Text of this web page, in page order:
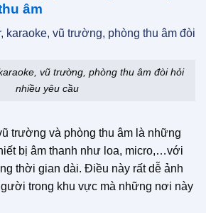
âm
vũ trường, phòng thu âm đòi hỏi
nhiều yêu cầu
trường và phòng thu âm là những
bị âm thanh như loa, micro,…với
thời gian dài. Điều này rất dễ ảnh
trong khu vực mà những nơi này